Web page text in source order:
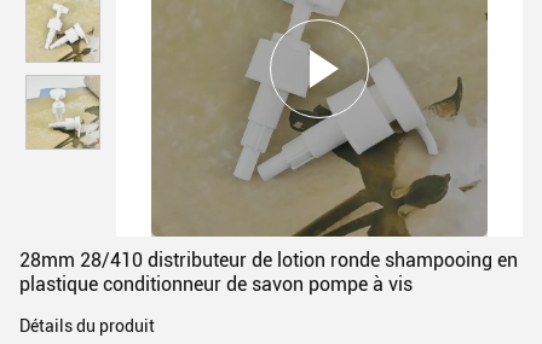
28mm 28/410 distributeur de lotion ronde shampooing en
plastique conditionneur de savon pompe à vis
Détails du produit